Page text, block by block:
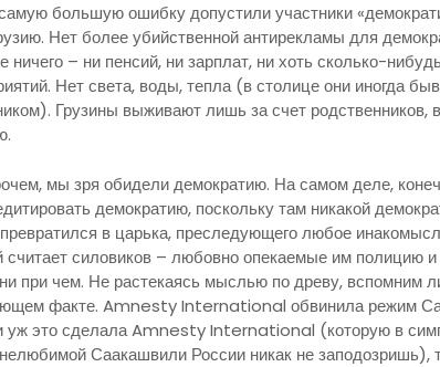
большую ошибку допустили участники
Нет более убийственной антирекламы для
ничего – ни пенсий, ни зарплат, ни хоть сколько-
Нет света, воды, тепла (в столице они иногда
Грузины выживают лишь за счет
мы зря обидели демократию. На самом деле,
демократию, поскольку там никакой
в царька, преследующего любое
считает силовиков – любовно опекаемые им полицию
при чем. Не растекаясь мыслью по древу, вспомним
факте. Amnesty International обвинила режим
уж это сделала Amnesty International (которую в
Саакашвили России никак не заподозришь),